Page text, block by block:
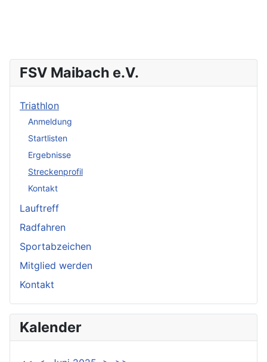
FSV Maibach e.V.
Triathlon
Anmeldung
Startlisten
Ergebnisse
Streckenprofil
Kontakt
Lauftreff
Radfahren
Sportabzeichen
Mitglied werden
Kontakt
Kalender